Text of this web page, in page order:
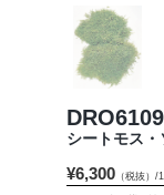
お問い合わせ
プライバシーポリシ
シートモス
¥6,300（税抜）/